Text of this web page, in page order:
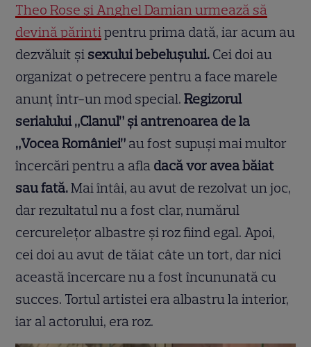
Theo Rose și Anghel Damian urmează să
devină părințipentru prima dată, iar acum au
dezvăluit și sexului bebelușului. Cei doi au
organizat o petrecere pentru a face marele
anunț într-un mod special.Regizorul
serialului „Clanul” și antrenoarea de la
„Vocea României” au fost supuși mai multor
încercări pentru a afla dacă vor avea băiat
sau fată.Mai întâi, au avut de rezolvat un joc,
dar rezultatul nu a fost clar, numărul
cercurelețor albastre și roz fiind egal. Apoi,
cei doi au avut de tăiat câte un tort, dar nici
această încercare nu a fost încununată cu
succes. Tortul artistei era albastru la interior,
iar al actorului, era roz.